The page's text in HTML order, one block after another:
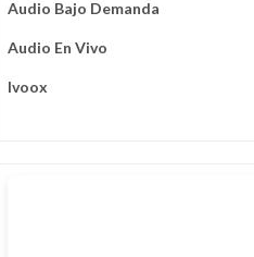
Audio Bajo Demanda
Audio En Vivo
Ivoox